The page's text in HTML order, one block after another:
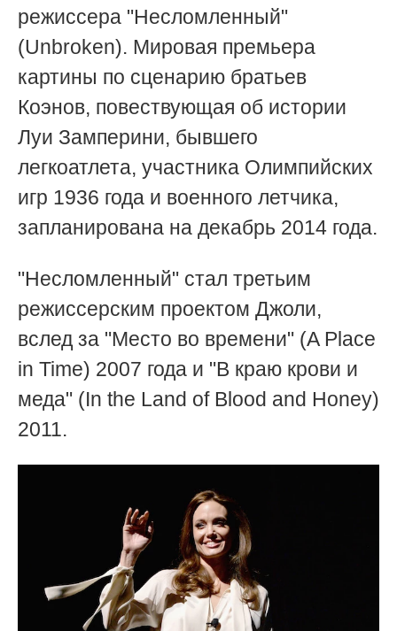
режиссера "Несломленный"
(Unbroken). Мировая премьера
картины по сценарию братьев
Коэнов, повествующая об истории
Луи Замперини, бывшего
легкоатлета, участника Олимпийских
игр 1936 года и военного летчика,
запланирована на декабрь 2014 года.
"Несломленный" стал третьим
режиссерским проектом Джоли,
вслед за "Место во времени" (A Place
in Time) 2007 года и "В краю крови и
меда" (In the Land of Blood and Honey)
2011.